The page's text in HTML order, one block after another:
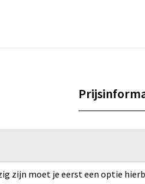
zijn moet je eerst een optie